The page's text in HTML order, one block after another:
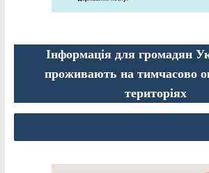
Інформація для громадян
проживають на тимчасово
територіях